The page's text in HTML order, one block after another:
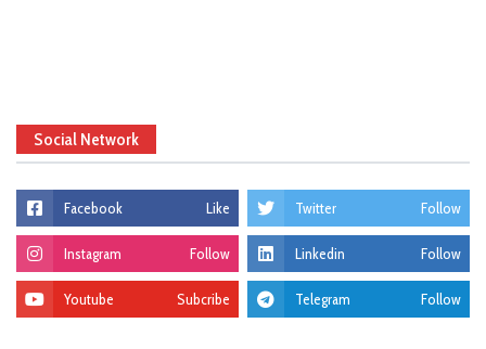
Social Network
Facebook Like Twitter Follow
Instagram Follow Linkedin Follow
Youtube Subcribe Telegram Follow